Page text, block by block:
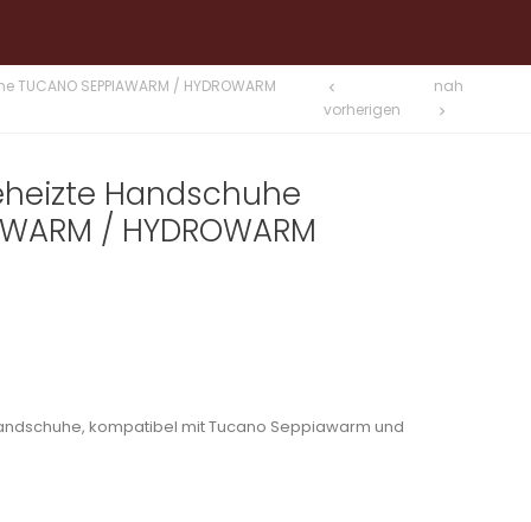
SEPPIAWARM / HYDROWARM chevron_left
vorherigen
nah
chevron_right
Handschuhe
/ HYDROWARM
kompatibel mit Tucano Seppiawarm und